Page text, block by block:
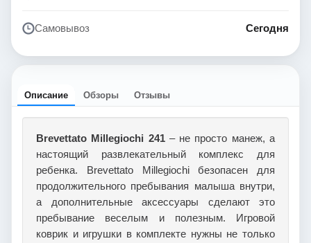
Самовывоз Сегодня
Описание Обзоры Отзывы
Brevettato Millegiochi 241– не просто манеж, а
настоящий развлекательный комплекс для
ребенка. Brevettato Millegiochi безопасен для
продолжительного пребывания малыша внутри,
а дополнительные аксессуары сделают это
пребывание веселым и полезным. Игровой
коврик и игрушки в комплекте нужны не только